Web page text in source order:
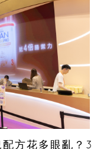
配方花多眼亂？3